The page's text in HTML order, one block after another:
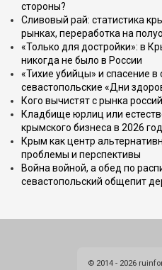
стороны?
Сливовый рай: статистика
рынках, переработка на
«Только для достройки»: в
никогда не было в России
«Тихие убийцы» и спасение в
севастопольские «Дни
Кого вычистят с рынка
Кладбище юрлиц или
крымского бизнеса в 2026
Крым как центр
проблемы и перспективы
Война войной, а обед по
севастопольский общепит
© 2014 - 2026